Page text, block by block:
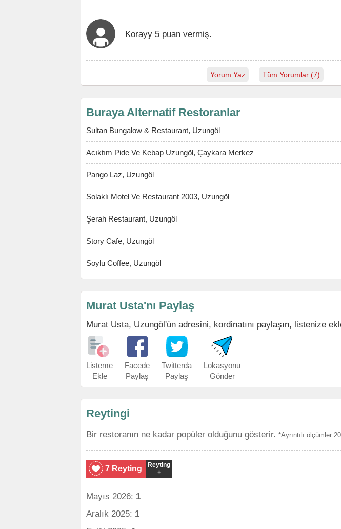
Korayy 5 puan vermiş.
Yorum Yaz Tüm Yorumlar (7)
Buraya Alternatif Restoranlar
Sultan Bungalow & Restaurant, Uzungöl
Acıktım Pide Ve Kebap Uzungöl, Çaykara Merkez
Pango Laz, Uzungöl
Solaklı Motel Ve Restaurant 2003, Uzungöl
Şerah Restaurant, Uzungöl
Story Cafe, Uzungöl
Soylu Coffee, Uzungöl
Murat Usta'nı Paylaş
Murat Usta, Uzungöl'ün adresini, kordinatını paylaşın, listenize
Listeme
Ekle
Facede
Paylaş
Twitterda
Paylaş
Lokasyonu
Gönder
Reytingi
Bir restoranın ne kadar popüler olduğunu gösterir. *Ayrıntılı ölçümler
7 Reyting
Reyting
+
Mayıs 2026: 1
Aralık 2025: 1